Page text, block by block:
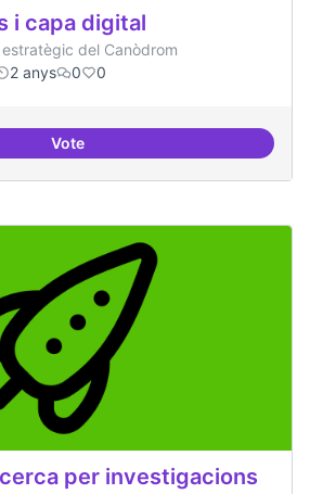
i capa digital
del Canòdrom
2 anys 0 0
VoteDrets Humans i capa digital
per investigacions